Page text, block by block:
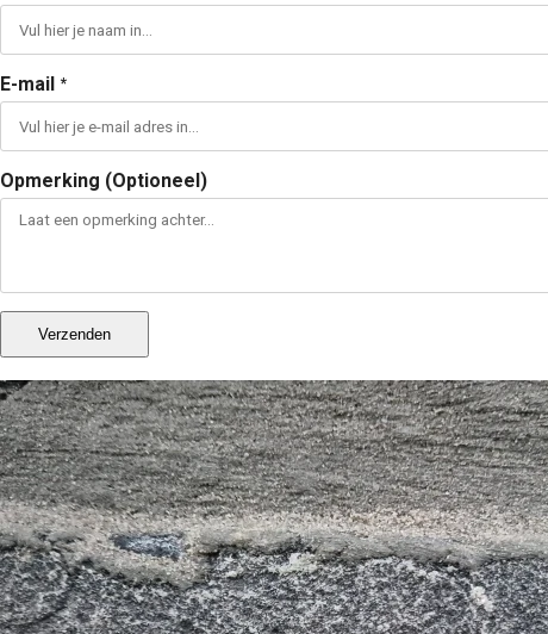
E-mail *
Opmerking (Optioneel)
Verzenden